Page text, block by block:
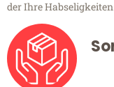
der Ihre